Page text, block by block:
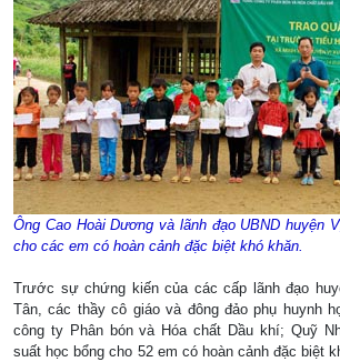
Ông Cao Hoài Dương và lãnh đạo UBND huyện
cho các em có hoàn cảnh đặc biệt khó khăn.
Trước sự chứng kiến của các cấp lãnh đạo
Tân, các thầy cô giáo và đông đảo phụ huynh
công ty Phân bón và Hóa chất Dầu khí; Quỹ
suất học bổng cho 52 em có hoàn cảnh đặc biệt